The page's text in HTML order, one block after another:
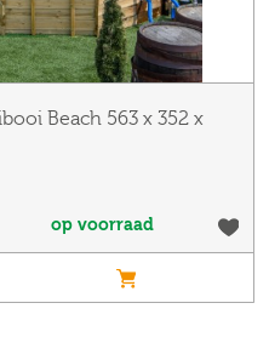
Beach 563 x 352 x
op voorraad